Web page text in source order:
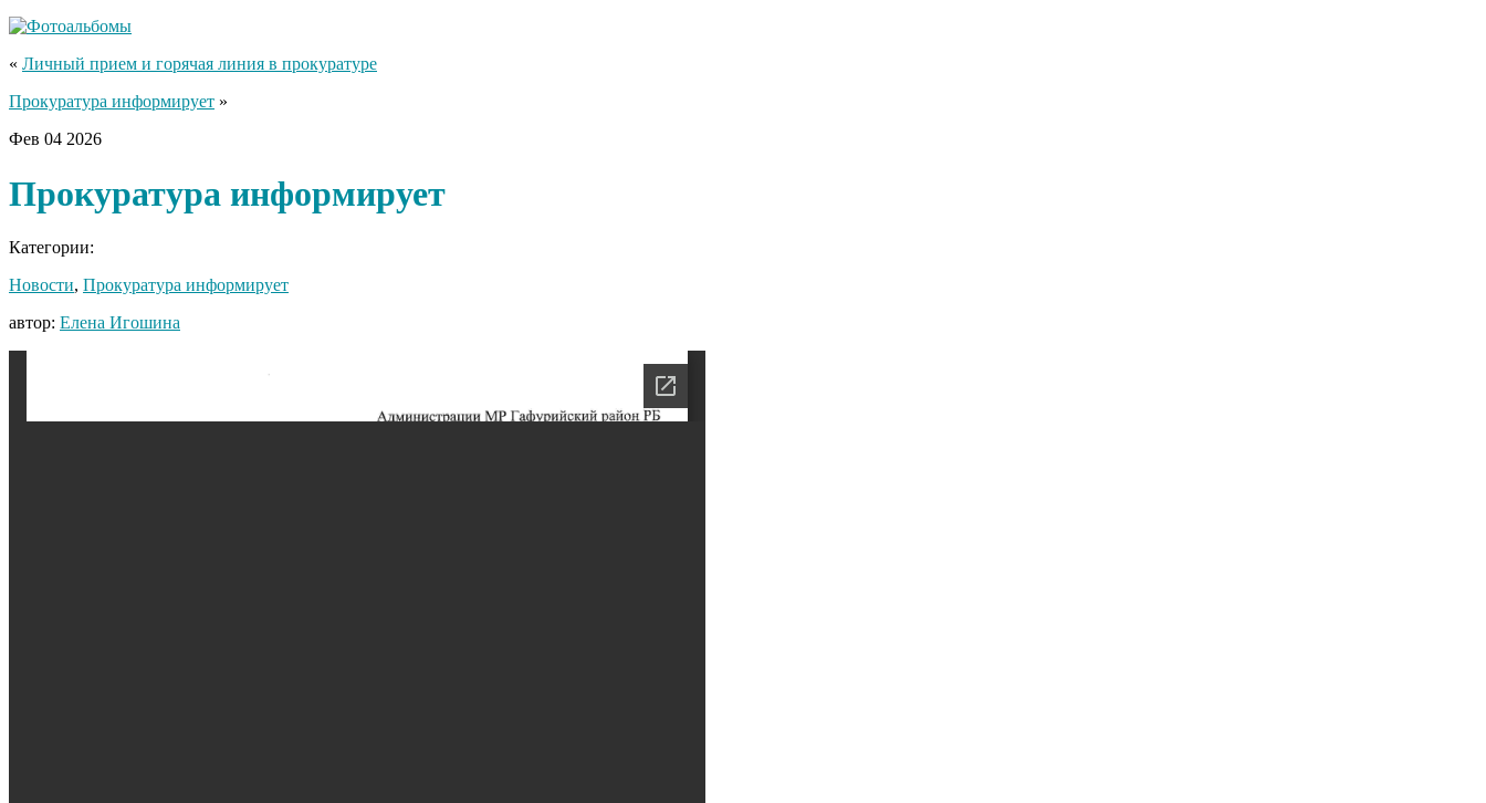
« Личный прием и горячая линия в прокуратуре
Прокуратура информирует »
Фев 04 2026
Прокуратура информирует
Категории:
Новости, Прокуратура информирует
автор: Елена Игошина